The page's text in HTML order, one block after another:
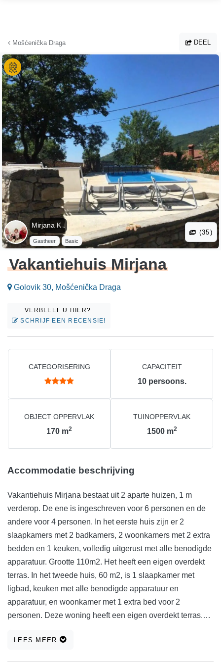
Mošćenička Draga DEEL
Mirjana K .
Gastheer Basic
(35)
Vakantiehuis Mirjana
Golovik 30, Mošćenička Draga
VERBLEEF U HIER?
SCHRIJF EEN RECENSIE!
CATEGORISERING CAPACITEIT
10 persoons.
OBJECT OPPERVLAK
170 m2
TUINOPPERVLAK
1500 m2
Accommodatie beschrijving
Vakantiehuis Mirjana bestaat uit 2 aparte huizen, 1 m
verderop. De ene is ingeschreven voor 6 personen en de
andere voor 4 personen. In het eerste huis zijn er 2
slaapkamers met 2 badkamers, 2 woonkamers met 2 extra
bedden en 1 keuken, volledig uitgerust met alle benodigde
apparatuur. Grootte 110m2. Het heeft een eigen overdekt
terras. In het tweede huis, 60 m2, is 1 slaapkamer met
ligbad, keuken met alle benodigde apparatuur en
apparatuur, en woonkamer met 1 extra bed voor 2
personen. Deze woning heeft een eigen overdekt terras.
kleinere gezinnen. Het is omgeven door groen, bossen en
LEES MEER